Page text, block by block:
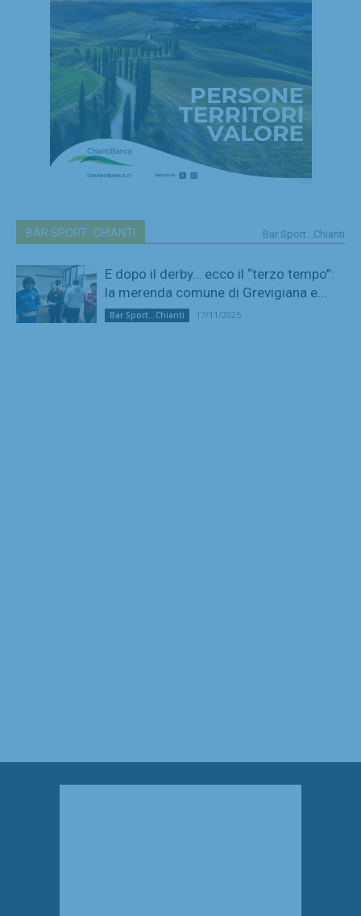
BAR SPORT...CHIANTI Bar Sport...Chianti
E dopo il derby… ecco il “terzo tempo”:
la merenda comune di Grevigiana e...
Bar Sport...Chianti 17/11/2025